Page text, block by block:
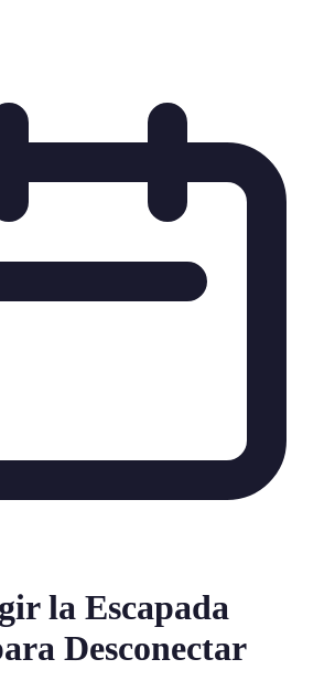
la Escapada
Desconectar